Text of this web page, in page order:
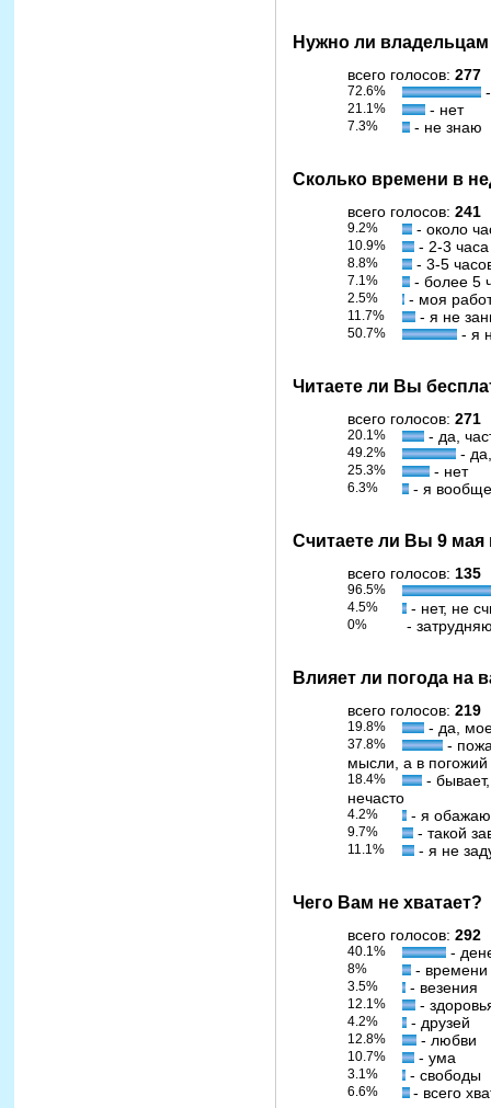
Нужно ли владельцам
всего голосов: 277
72.6% -
21.1% - нет
7.3% - не знаю
Сколько времени в
всего голосов: 241
9.2% - около
10.9% - 2-3 часа
8.8% - 3-5
7.1% - более 5
2.5% - моя
11.7% - я не
50.7% - я
Читаете ли Вы
всего голосов: 271
20.1% - да,
49.2% - да,
25.3% - нет
6.3% - я
Считаете ли Вы 9 мая
всего голосов: 135
96.5%
4.5%
- нет, не
0% -
Влияет ли погода на
всего голосов: 219
19.8% - да, мое
37.8%
-
мысли, а в погожий
18.4%
-
нечасто
4.2% - я
9.7% - такой
11.1% - я не
Чего Вам не хватает?
всего голосов: 292
40.1% -
8% - времени
3.5% - везения
12.1% -
4.2% - друзей
12.8% - любви
10.7% - ума
3.1% - свободы
6.6% - всего